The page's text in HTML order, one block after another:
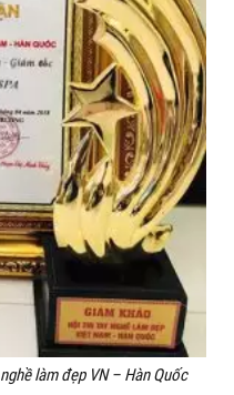
làm đẹp VN – Hàn Quốc